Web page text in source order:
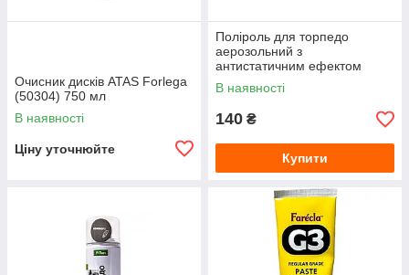
Очисник дисків ATAS Forlega
(50304) 750 мл
В наявності
Ціну уточнюйте
Поліроль для торпедо
аерозольний з
антистатичним ефектом
PiTon (320 мл) Комфорт
В наявності
140 ₴
Купити